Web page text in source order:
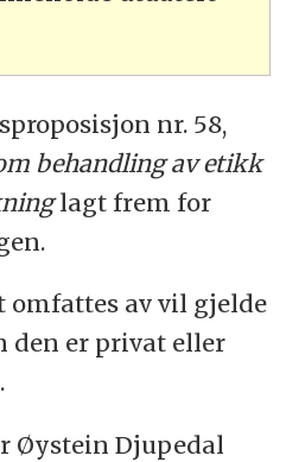
nr. 58,
behandling av etikk
lagt frem for
omfattes av vil gjelde
den er privat eller
Øystein Djupedal